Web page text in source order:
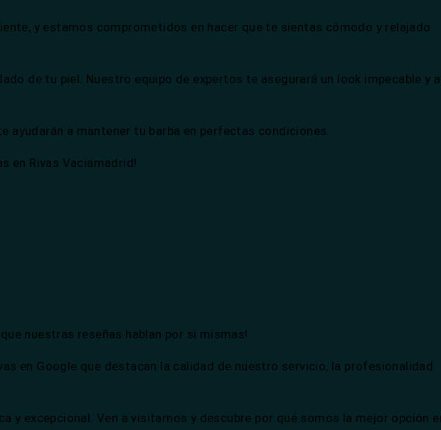
y estamos comprometidos en hacer que te sientas cómodo y relajado
de tu piel. Nuestro equipo de expertos te asegurará un look impecable y a
ayudarán a mantener tu barba en perfectas condiciones.
en Rivas Vaciamadrid!
nuestras reseñas hablan por sí mismas!
en Google que destacan la calidad de nuestro servicio, la profesionalidad
y excepcional. Ven a visitarnos y descubre por qué somos la mejor opción